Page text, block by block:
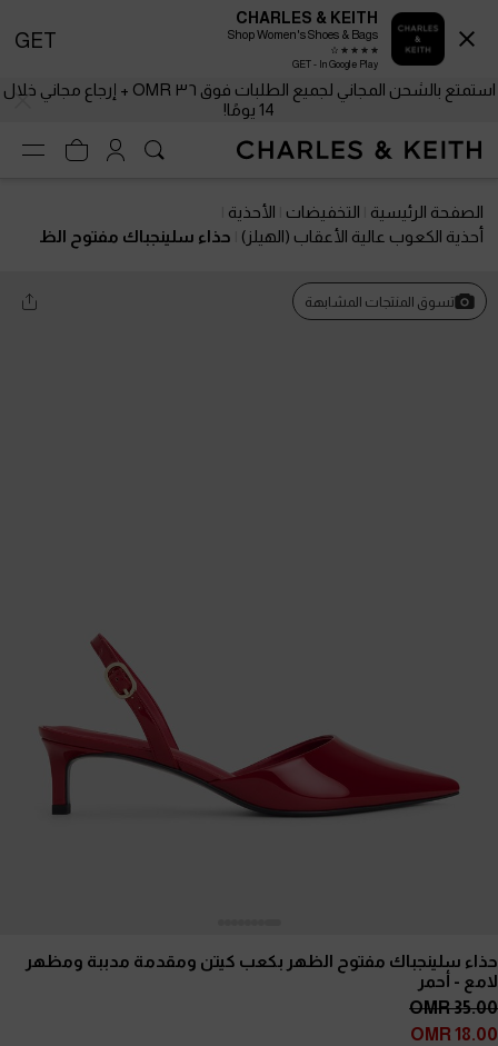
استمتع بالشحن المجاني لجميع الطلبات فوق ٣٦ OMR + إرجاع مجاني خلال
14 يومًا!
الصفحة الرئيسية التخفيضات
الأحذية
أحذية الكعوب عالية الأعقاب (الهيلز)
حذاء سلينجباك مفتوح الظ
تسوق المنتجات المشابهة
حذاء سلينجباك مفتوح الظهر بكعب كيتن ومقدمة مدببة ومظهر
لامع - أحمر
35.00 OMR
18.00 OMR
CHARLES & KEITH
Shop Women's Shoes & Bags
GET - In Google Play
GET